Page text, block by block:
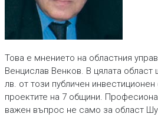
Това е мнението на областния
Венцислав Венков. В цялата
лв. от този публичен
проектите на 7 общини.
важен въпрос не само за област